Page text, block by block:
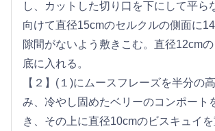
し、カットした切り口を下にして平ら
向けて直径15cmのセルクルの側面に
隙間がないよう敷きこむ。直径12cm
底に入れる。
【２】(１)にムースフレーズを半分の
み、冷やし固めたベリーのコンポート
き、その上に直径10cmのビスキュイ